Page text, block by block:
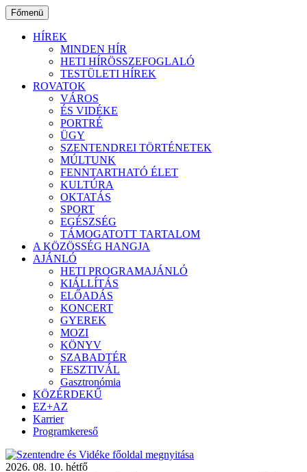
Ugrás
a
tartalomhoz
Főmenü
HÍREK
MINDEN HÍR
HETI HÍRÖSSZEFOGLALÓ
TESTÜLETI HÍREK
ROVATOK
VÁROS
ÉS VIDÉKE
PORTRÉ
ÜGY
SZENTENDREI TÖRTÉNETEK
MÚLTUNK
FENNTARTHATÓ ÉLET
KULTÚRA
OKTATÁS
SPORT
EGÉSZSÉG
TÁMOGATOTT TARTALOM
A KÖZÖSSÉG HANGJA
AJÁNLÓ
HETI PROGRAMAJÁNLÓ
KIÁLLÍTÁS
ELŐADÁS
KONCERT
GYEREK
MOZI
KÖNYV
SZABADTÉR
FESZTIVÁL
Gasztronómia
KÖZÉRDEKŰ
EZ+AZ
Karrier
Programkereső
2026. 08. 10. hétfő